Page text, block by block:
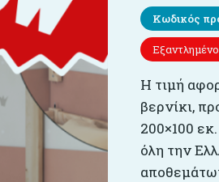
Κωδικός
Εξαντλημένο
Η τιμή
βερνίκι,
200×100
όλη την